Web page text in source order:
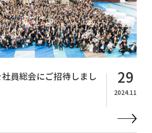
員総会にご招待しまし
29
2024.11